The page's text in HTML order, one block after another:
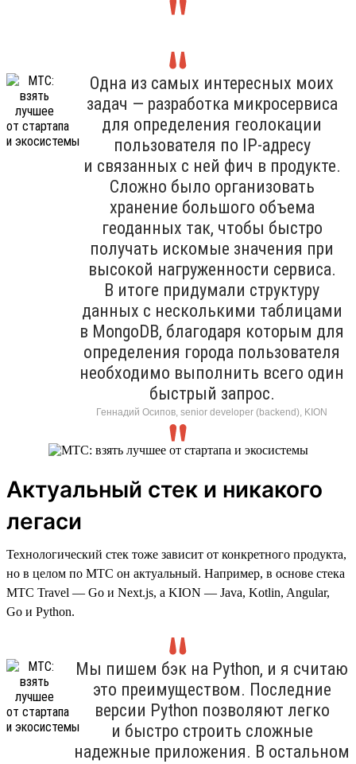
Одна из самых интересных моих
задач — разработка микросервиса
для определения геолокации
пользователя по IP-адресу
и связанных с ней фич в продукте.
Сложно было организовать
хранение большого объема
геоданных так, чтобы быстро
получать искомые значения при
высокой нагруженности сервиса.
В итоге придумали структуру
данных с несколькими таблицами
в MongoDB, благодаря которым для
определения города пользователя
необходимо выполнить всего один
быстрый запрос.
Геннадий Осипов, senior developer (backend), KION
Актуальный стек и никакого
легаси
Технологический стек тоже зависит от конкретного продукта,
но в целом по МТС он актуальный. Например, в основе стека
МТС Travel — Go и Next.js, а KION — Java, Kotlin, Angular,
Go и Python.
Мы пишем бэк на Python, и я считаю
это преимуществом. Последние
версии Python позволяют легко
и быстро строить сложные
надежные приложения. В остальном